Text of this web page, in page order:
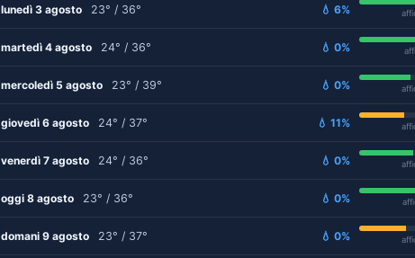
lunedì 3 agosto 23° / 36° 💧 6%
martedì 4 agosto 24° / 36° 💧 0%
mercoledì 5 agosto 23° / 39° 💧 0%
giovedì 6 agosto 24° / 37° 💧 11%
venerdì 7 agosto 24° / 36° 💧 0%
oggi 8 agosto 23° / 36° 💧 0%
domani 9 agosto 23° / 37° 💧 0%